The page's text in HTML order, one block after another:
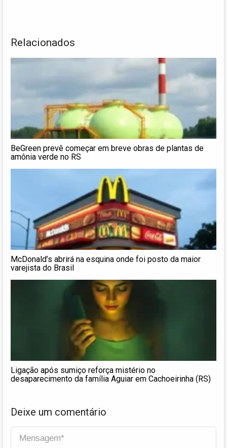
Relacionados
BeGreen prevê começar em breve obras de plantas de
amônia verde no RS
McDonald’s abrirá na esquina onde foi posto da maior
varejista do Brasil
Ligação após sumiço reforça mistério no
desaparecimento da família Aguiar em Cachoeirinha (RS)
Deixe um comentário